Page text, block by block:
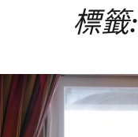
標籤: